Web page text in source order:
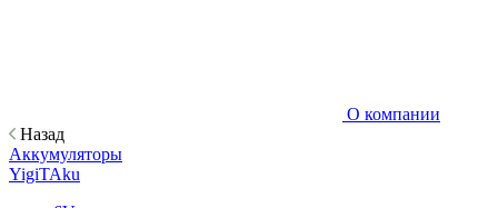
О компании
Назад
Аккумуляторы
YigiTAku